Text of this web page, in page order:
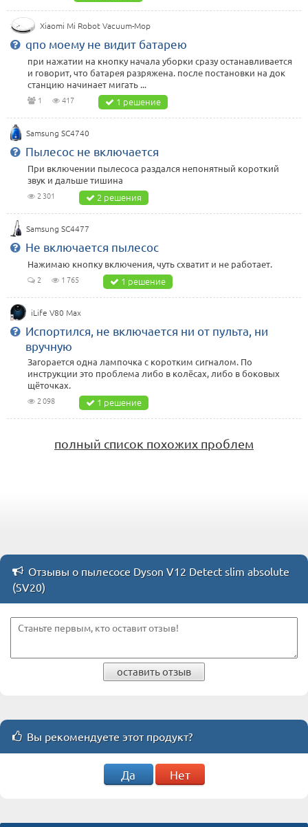
Xiaomi Mi Robot Vacuum-Mop
qпо моему не видит батарею
при нажатии на кнопку начала уборки сразу останавливается
и говорит, что батарея разряжена. после постановки на док
станцию начинает мигать ...
1 417 1 решение
Samsung SC4740
Пылесос не включается
При включении пылесоса раздался непонятный короткий
звук и дальше тишина
2 301 2 решения
Samsung SC4477
Не включается пылесос
Нажимаю кнопку включения, чуть схватит и не работает.
2 1 765 1 решение
iLife V80 Max
Испортился, не включается ни от пульта, ни
вручную
Загорается одна лампочка с коротким сигналом. По
инструкции это проблема либо в колёсах, либо в боковых
щёточках.
2 098 1 решение
полный список похожих проблем
Отзывы о пылесосе Dyson V12 Detect slim absolute
(SV20)
оставить отзыв
Вы рекомендуете этот продукт?
Да Нет